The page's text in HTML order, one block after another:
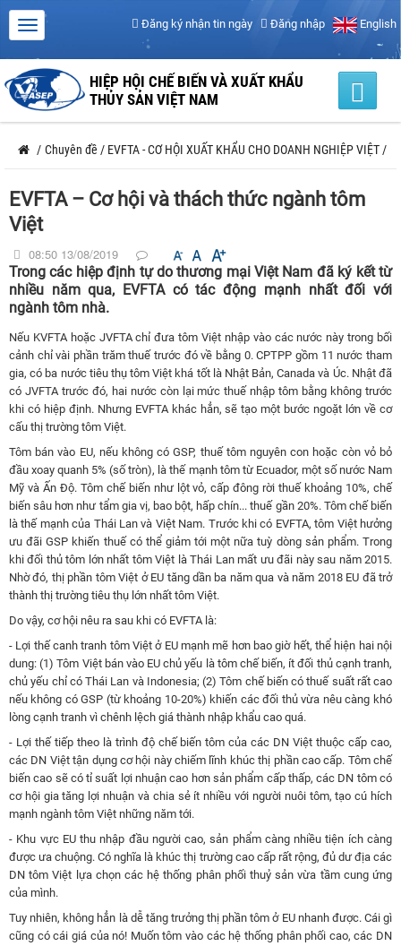
Đăng ký nhận tin ngày Đăng nhập English
HIỆP HỘI CHẾ BIẾN VÀ XUẤT KHẨU
THỦY SẢN VIỆT NAM
/ Chuyên đề / EVFTA - CƠ HỘI XUẤT KHẨU CHO DOANH NGHIỆP VIỆT /
EVFTA – Cơ hội và thách thức ngành tôm
Việt
08:50 13/08/2019
Trong các hiệp định tự do thương mại Việt Nam đã ký kết từ
nhiều năm qua, EVFTA có tác động mạnh nhất đối với
ngành tôm nhà.
Nếu KVFTA hoặc JVFTA chỉ đưa tôm Việt nhập vào các nước này trong bối
cảnh chỉ vài phần trăm thuế trước đó về bằng 0. CPTPP gồm 11 nước tham
gia, có ba nước tiêu thụ tôm Việt khá tốt là Nhật Bản, Canada và Úc. Nhật đã
có JVFTA trước đó, hai nước còn lại mức thuế nhập tôm bằng không trước
khi có hiệp định. Nhưng EVFTA khác hẳn, sẽ tạo một bước ngoặt lớn về cơ
cấu thị trường tôm Việt.
Tôm bán vào EU, nếu không có GSP, thuế tôm nguyên con hoặc còn vỏ bỏ
đầu xoay quanh 5% (số tròn), là thế mạnh tôm từ Ecuador, một số nước Nam
Mỹ và Ấn Độ. Tôm chế biến như lột vỏ, cấp đông rời thuế khoảng 10%, chế
biến sâu hơn như tẩm gia vị, bao bột, hấp chín... thuế gần20%. Tôm chế biến
là thế mạnh của Thái Lan và Việt Nam. Trước khi có EVFTA, tôm Việt hưởng
ưu đãi GSP khiến thuế có thể giảm tới một nữa tuỳ dòng sản phẩm. Trong
khi đối thủ tôm lớn nhất tôm Việt là Thái Lan mất ưu đãi này sau năm 2015.
Nhờ đó, thị phần tôm Việt ở EU tăng dần ba năm qua và năm 2018 EU đã trở
thành thị trường tiêu thụ lớn nhất tôm Việt.
Do vậy, cơ hội nêu ra sau khi có EVFTA là:
- Lợi thế canh tranh tôm Việt ở EU mạnh mẽ hơn bao giờ hết, thể hiện hai nội
dung: (1) Tôm Việt bán vào EU chủ yếu là tôm chế biến, ít đối thủ cạnh tranh,
chủ yếu chỉ có Thái Lan và Indonesia; (2) Tôm chế biến có thuế suất rất cao
nếu không có GSP (từ khoảng 10-20%) khiến các đối thủ vừa nêu càng khó
lòng cạnh tranh vì chênh lệch giá thành nhập khẩu cao quá.
- Lợi thế tiếp theo là trình độ chế biến tôm của các DN Việt thuộc cấp cao,
các DN Việt tận dụng cơ hội này chiếm lĩnh khúc thị phần cao cấp. Tôm chế
biến cao sẽ có tỉ suất lợi nhuận cao hơn sản phẩm cấp thấp, các DN tôm có
cơ hội gia tăng lợi nhuận và chia sẻ ít nhiều với người nuôi tôm, tạo cú hích
mạnh ngành tôm Việt những năm tới.
- Khu vực EU thu nhập đầu người cao, sản phẩm càng nhiều tiện ích càng
được ưa chuộng. Có nghĩa là khúc thị trường cao cấp rất rộng, đủ dư địa các
DN tôm Việt lựa chọn các hệ thống phân phối thuỷ sản vừa tầm cung ứng
của mình.
Tuy nhiên, không hẳn là dễ tăng trưởng thị phần tôm ở EU nhanh được. Cái gì
cũng có cái giá của nó! Muốn tôm vào các hệ thống phân phối cao, các DN